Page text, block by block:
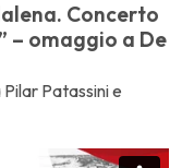
Concerto
– omaggio a De
Patassini e